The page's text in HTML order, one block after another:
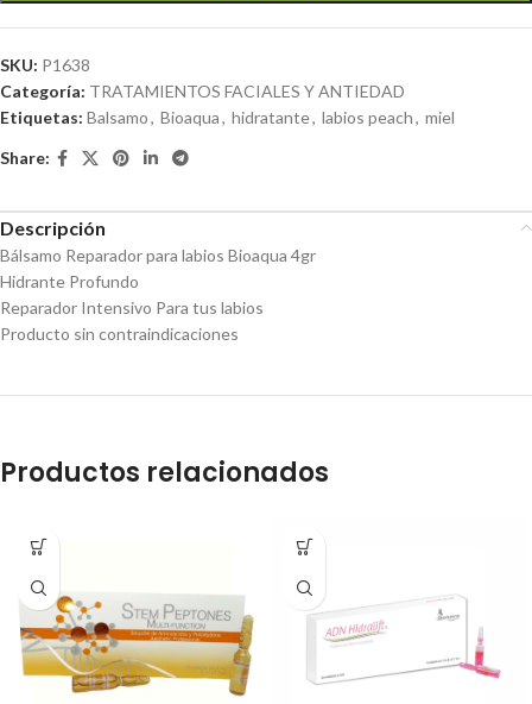
SKU: P1638
Categoría: TRATAMIENTOS FACIALES Y ANTIEDAD
Etiquetas: Balsamo, Bioaqua, hidratante, labios peach, miel
Share:
Descripción
Bálsamo Reparador para labios Bioaqua 4gr
Hidrante Profundo
Reparador Intensivo Para tus labios
Producto sin contraindicaciones
Productos relacionados